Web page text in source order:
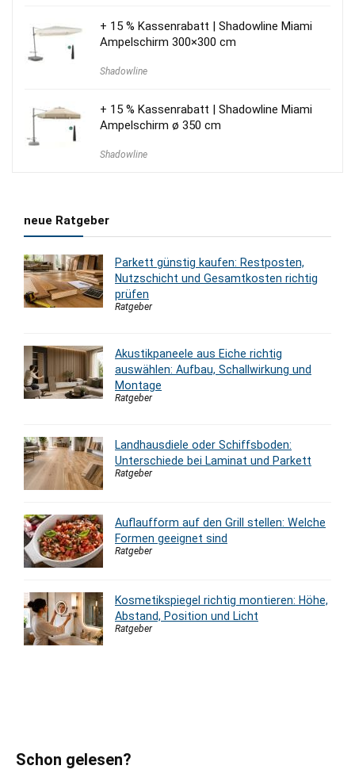
+ 15 % Kassenrabatt | Shadowline Miami
Ampelschirm 300×300 cm
Shadowline
+ 15 % Kassenrabatt | Shadowline Miami
Ampelschirm ø 350 cm
Shadowline
neue Ratgeber
Parkett günstig kaufen: Restposten,
Nutzschicht und Gesamtkosten richtig
prüfen
Ratgeber
Akustikpaneele aus Eiche richtig
auswählen: Aufbau, Schallwirkung und
Montage
Ratgeber
Landhausdiele oder Schiffsboden:
Unterschiede bei Laminat und Parkett
Ratgeber
Auflaufform auf den Grill stellen: Welche
Formen geeignet sind
Ratgeber
Kosmetikspiegel richtig montieren: Höhe,
Abstand, Position und Licht
Ratgeber
Schon gelesen?